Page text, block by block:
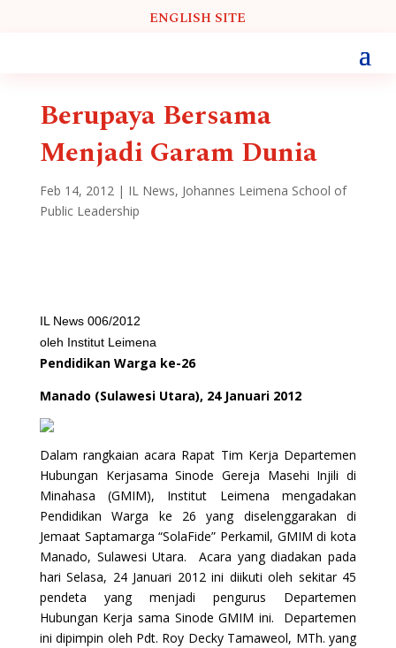
ENGLISH SITE
Berupaya Bersama
Menjadi Garam Dunia
Feb 14, 2012| IL News, Johannes Leimena School of
Public Leadership
IL News 006/2012
oleh Institut Leimena
Pendidikan Warga ke-26
Manado (Sulawesi Utara), 24 Januari 2012
Dalam rangkaian acara Rapat Tim Kerja Departemen
Hubungan Kerjasama Sinode Gereja Masehi Injili di
Minahasa (GMIM), Institut Leimena mengadakan
Pendidikan Warga ke 26 yang diselenggarakan di
Jemaat Saptamarga “SolaFide” Perkamil, GMIM di kota
Manado, Sulawesi Utara. Acara yang diadakan pada
hari Selasa, 24 Januari 2012 ini diikuti oleh sekitar 45
pendeta yang menjadi pengurus Departemen
Hubungan Kerja sama Sinode GMIM ini. Departemen
ini dipimpin oleh Pdt. Roy Decky Tamaweol, MTh. yang